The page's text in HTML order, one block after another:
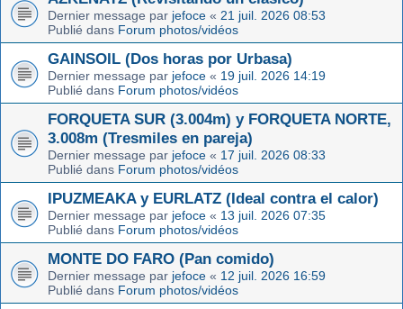
Dernier message par jefoce « 21 juil. 2026 08:53
Publié dans Forum photos/vidéos
GAINSOIL (Dos horas por Urbasa)
Dernier message par jefoce « 19 juil. 2026 14:19
Publié dans Forum photos/vidéos
FORQUETA SUR (3.004m) y FORQUETA NORTE,
3.008m (Tresmiles en pareja)
Dernier message par jefoce « 17 juil. 2026 08:33
Publié dans Forum photos/vidéos
IPUZMEAKA y EURLATZ (Ideal contra el calor)
Dernier message par jefoce « 13 juil. 2026 07:35
Publié dans Forum photos/vidéos
MONTE DO FARO (Pan comido)
Dernier message par jefoce « 12 juil. 2026 16:59
Publié dans Forum photos/vidéos